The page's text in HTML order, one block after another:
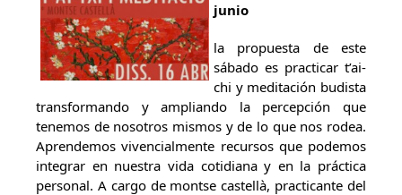
junio
la propuesta de este
sábado es practicar t’ai-
chi y meditación budista
transformando y ampliando la percepción que
tenemos de nosotros mismos y de lo que nos rodea.
Aprendemos vivencialmente recursos que podemos
integrar en nuestra vida cotidiana y en la práctica
personal. A cargo de montse castellà, practicante del